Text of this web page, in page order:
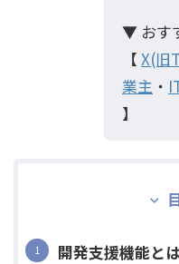
▼ おす
【 X(旧
業主 ・
】
開発支援機能と